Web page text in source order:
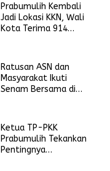
Prabumulih Kembali
Jadi Lokasi KKN, Wali
Kota Terima 914
Ratusan ASN dan
Masyarakat Ikuti
Senam Bersama di
Ketua TP-PKK
Prabumulih Tekankan
Pentingnya